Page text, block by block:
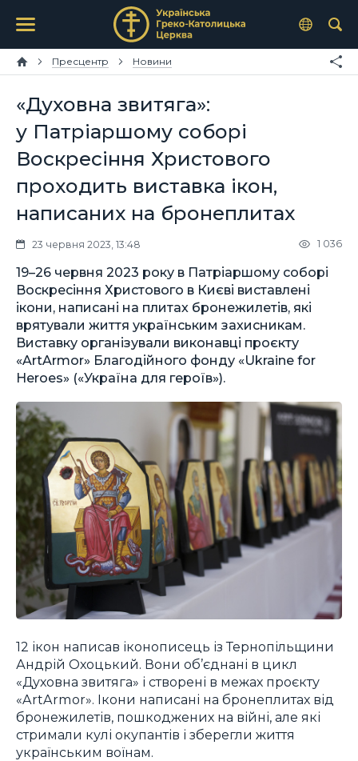
Пресцентр Новини
«Духовна звитяга»:
у Патріаршому соборі
Воскресіння Христового
проходить виставка ікон,
написаних на бронеплитах
23 червня 2023, 13:48 1 036
19–26 червня 2023 року в Патріаршому соборі
Воскресіння Христового в Києві виставлені
ікони, написані на плитах бронежилетів, які
врятували життя українським захисникам.
Виставку організували виконавці проєкту
«ArtArmor» Благодійного фонду «Ukraine for
Heroes» («Україна для героїв»).
12 ікон написав іконописець із Тернопільщини
Андрій Охоцький. Вони об’єднані в цикл
«Духовна звитяга» і створені в межах проєкту
«ArtArmor». Ікони написані на бронеплитах від
бронежилетів, пошкоджених на війні, але які
стримали кулі окупантів і зберегли життя
українським воїнам.